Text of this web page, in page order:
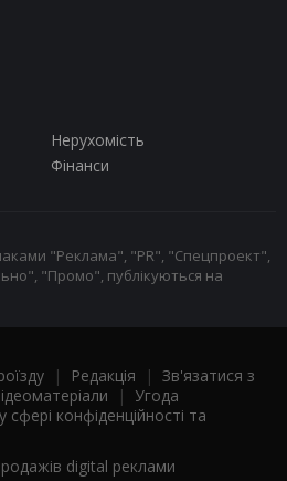
Нерухомість
Фінанси
"Реклама", "PR", "Спецпроект",
"Промо", публікуються на
| Редакція | Зв'язатися з
| Угода
сфері конфіденційності та
digital реклами